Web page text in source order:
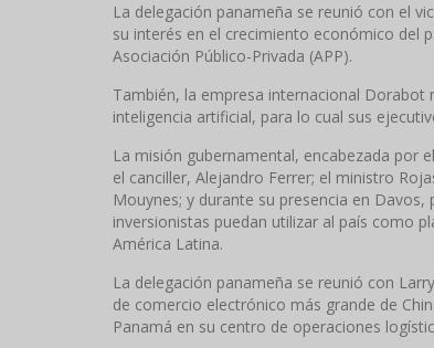
La delegación panameña se reunió con el
su interés en el crecimiento económico del
Asociación Público-Privada (APP).
También, la empresa internacional
inteligencia artificial, para lo cual sus
La misión gubernamental, encabezada por
el canciller, Alejandro Ferrer; el ministro
Mouynes; y durante su presencia en
inversionistas puedan utilizar al país como
América Latina.
La delegación panameña se reunió con
de comercio electrónico más grande de
Panamá en su centro de operaciones